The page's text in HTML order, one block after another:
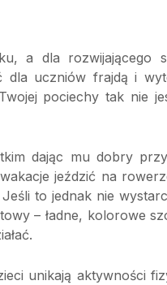
a dla rozwijającego
uczniów frajdą i
pociechy tak nie
dając mu dobry
jeździć na
to jednak nie
– ładne, kolorowe
unikają aktywności